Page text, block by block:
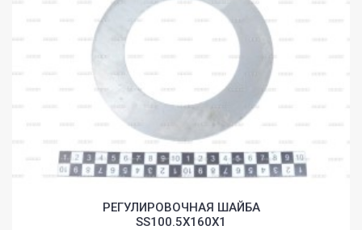
РЕГУЛИРОВОЧНАЯ ШАЙБА
SS100.5X160X1